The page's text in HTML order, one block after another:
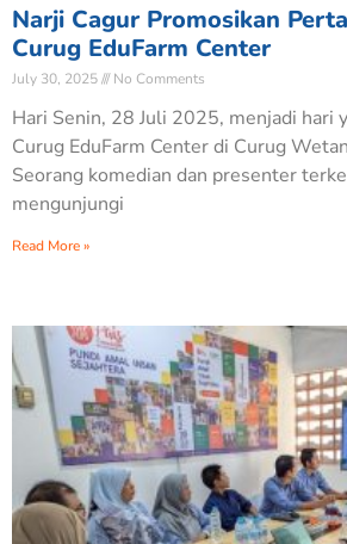
Narji Cagur Promosikan
Curug EduFarm Center
July 30, 2025 No Comments
Hari Senin, 28 Juli 2025, menjadi hari
Curug EduFarm Center di Curug
Seorang komedian dan presenter
mengunjungi
Read More »